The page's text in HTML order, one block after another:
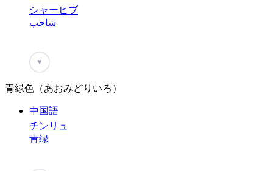
シャーヒブ
شاحب
♥
青緑色（あおみどりいろ）
中国語
チンリュ
青绿